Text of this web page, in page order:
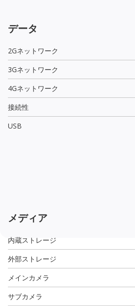
データ
2Gネットワーク
3Gネットワーク
4Gネットワーク
接続性
USB
メディア
内蔵ストレージ
外部ストレージ
メインカメラ
サブカメラ